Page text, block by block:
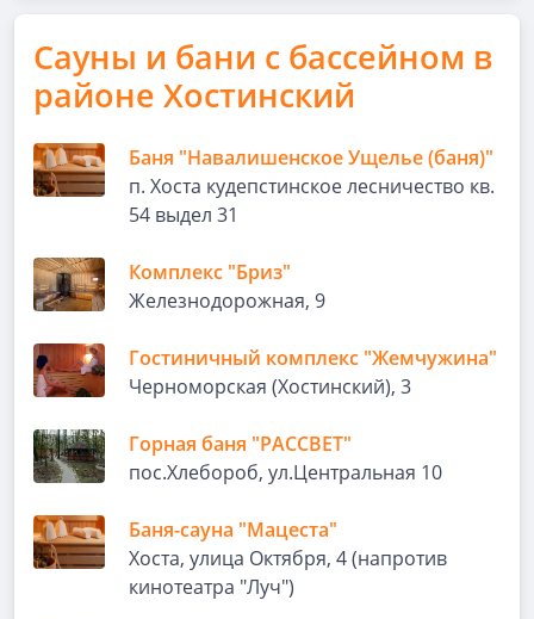
Сауны и бани с бассейном в
районе Хостинский
Баня "Навалишенское Ущелье (баня)"
п. Хоста кудепстинское лесничество кв.
54 выдел 31
Комплекс "Бриз"
Железнодорожная, 9
Гостиничный комплекс "Жемчужина"
Черноморская (Хостинский), 3
Горная баня "РАССВЕТ"
пос.Хлебороб, ул.Центральная 10
Баня-сауна "Мацеста"
Хоста, улица Октября, 4 (напротив
кинотеатра "Луч")